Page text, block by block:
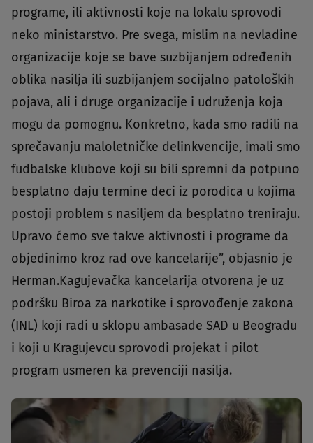
programe, ili aktivnosti koje na lokalu sprovodi
neko ministarstvo. Pre svega, mislim na nevladine
organizacije koje se bave suzbijanjem određenih
oblika nasilja ili suzbijanjem socijalno patoloških
pojava, ali i druge organizacije i udruženja koja
mogu da pomognu. Konkretno, kada smo radili na
sprečavanju maloletničke delinkvencije, imali smo
fudbalske klubove koji su bili spremni da potpuno
besplatno daju termine deci iz porodica u kojima
postoji problem s nasiljem da besplatno treniraju.
Upravo ćemo sve takve aktivnosti i programe da
objedinimo kroz rad ove kancelarije”, objasnio je
Herman.Kagujevačka kancelarija otvorena je uz
podršku Biroa za narkotike i sprovođenje zakona
(INL) koji radi u sklopu ambasade SAD u Beogradu
i koji u Kragujevcu sprovodi projekat i pilot
program usmeren ka prevenciji nasilja.